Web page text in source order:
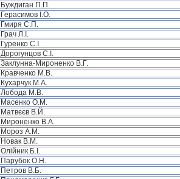
Буждиган П.П.
Герасимов І.О.
Гмиря С.П.
Грач Л.І.
Гуренко С.І.
Дорогунцов С.І.
Заклунна-Мироненко В.Г.
Кравченко М.В.
Кухарчук М.А.
Лобода М.В.
Масенко О.М.
Матвєєв В.Й.
Мироненко В.А.
Мороз А.М.
Новак В.М.
Олійник Б.І.
Парубок О.Н.
Петров В.Б.